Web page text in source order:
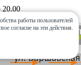
20.00
работы пользователей
согласие на эти действия.